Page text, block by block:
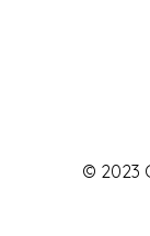
© 2023